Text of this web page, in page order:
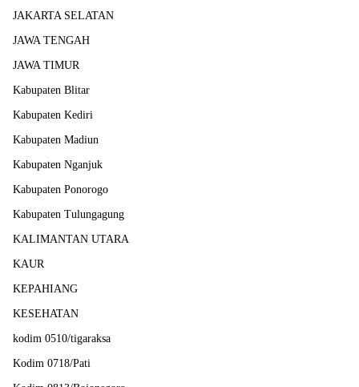
JAKARTA SELATAN
JAWA TENGAH
JAWA TIMUR
Kabupaten Blitar
Kabupaten Kediri
Kabupaten Madiun
Kabupaten Nganjuk
Kabupaten Ponorogo
Kabupaten Tulungagung
KALIMANTAN UTARA
KAUR
KEPAHIANG
KESEHATAN
kodim 0510/tigaraksa
Kodim 0718/Pati